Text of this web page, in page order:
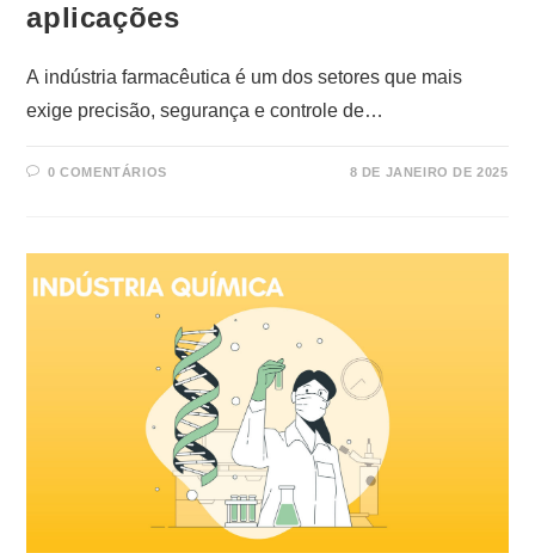
aplicações
A indústria farmacêutica é um dos setores que mais
exige precisão, segurança e controle de…
0 COMENTÁRIOS 8 DE JANEIRO DE 2025